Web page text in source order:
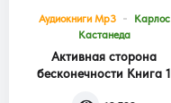
Аудиокниги Mp3
Карлос
Кастанеда
Активная сторона
бесконечности Книга 1